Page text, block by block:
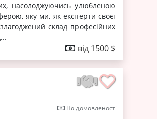
насолоджуючись улюбленою
яку ми, як експерти своєї
склад професійних
від 1500 $
По домовленості